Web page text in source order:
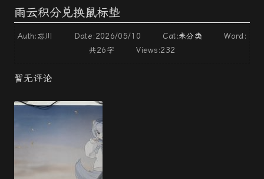
雨云积分兑换鼠标垫
Auth:忘川 Date:2026/05/10 Cat:未分类 Word:
共26字Views:232
暂无评论